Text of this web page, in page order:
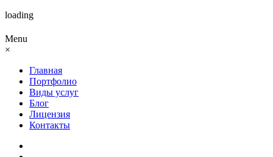
loading
Menu
×
Главная
Портфолио
Виды услуг
Блог
Лицензия
Контакты